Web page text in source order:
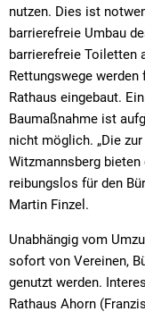
nutzen. Dies ist
barrierefreie Umbau
barrierefreie Toiletten
Rettungswege
Rathaus eingebaut.
Baumaßnahme ist
nicht möglich. „Die
Witzmannsberg
reibungslos für den
Martin Finzel.
Unabhängig vom
sofort von Vereinen,
genutzt werden.
Rathaus Ahorn